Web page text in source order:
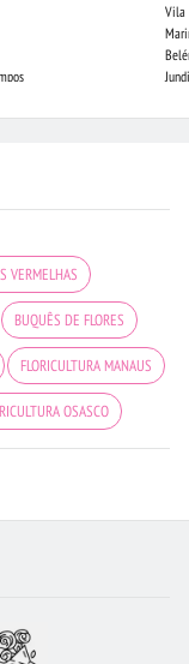
Vila
VERMELHAS
BUQUÊS DE FLORES
FLORICULTURA MANAUS
OSASCO